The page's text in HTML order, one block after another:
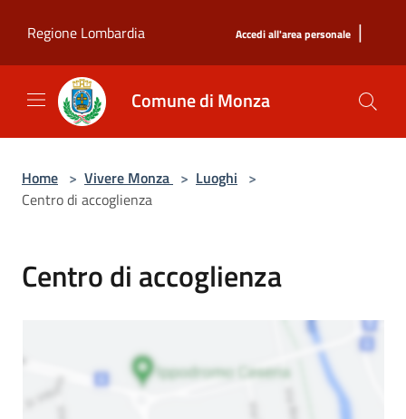
Regione Lombardia
Accedi all'area personale |
Comune di Monza
Home > Vivere Monza > Luoghi >
Centro di accoglienza
Centro di accoglienza